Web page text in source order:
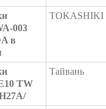
003
в
TOKASHIKI
TW
Тайвань